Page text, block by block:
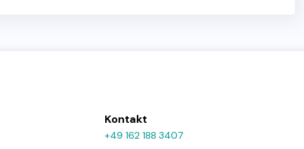
Kontakt
+49 162 188 3407